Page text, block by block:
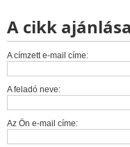
A cikk
A címzett e-mail címe:
A feladó neve:
Az Ön e-mail címe: